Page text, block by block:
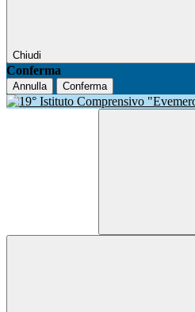
Chiudi
Conferma
Annulla Conferma